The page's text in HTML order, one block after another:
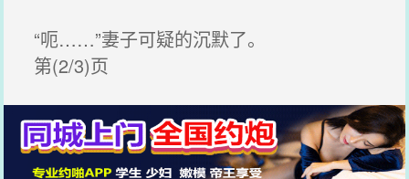
“呃……”妻子可疑的沉默了。
第(2/3)页